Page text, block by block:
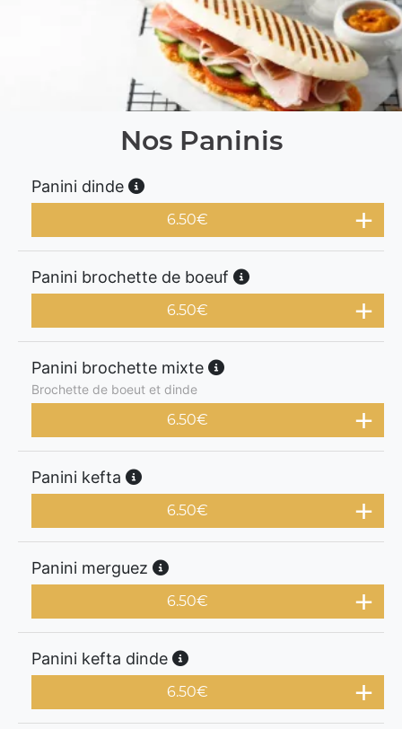
Nos Paninis
Panini dinde
6.50€
Panini brochette de boeuf
6.50€
Panini brochette mixte
Brochette de boeut et dinde
6.50€
Panini kefta
6.50€
Panini merguez
6.50€
Panini kefta dinde
6.50€